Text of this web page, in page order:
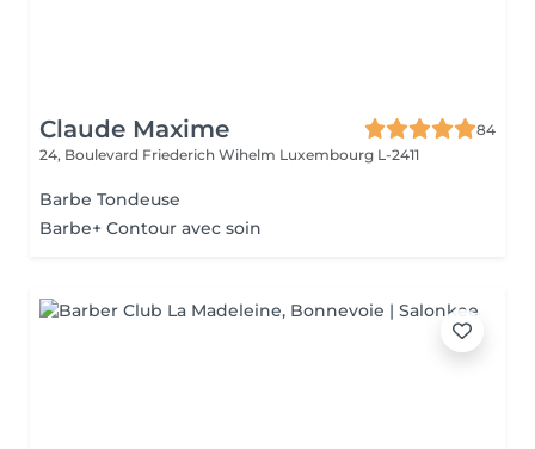
Claude Maxime
84
24, Boulevard Friederich Wihelm Luxembourg L-2411
Barbe Tondeuse
Barbe+ Contour avec soin